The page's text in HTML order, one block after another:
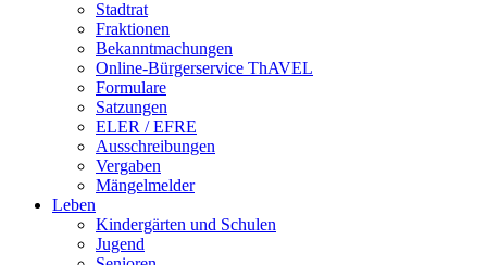
Stadtrat
Fraktionen
Bekanntmachungen
Online-Bürgerservice ThAVEL
Formulare
Satzungen
ELER / EFRE
Ausschreibungen
Vergaben
Mängelmelder
Leben
Kindergärten und Schulen
Jugend